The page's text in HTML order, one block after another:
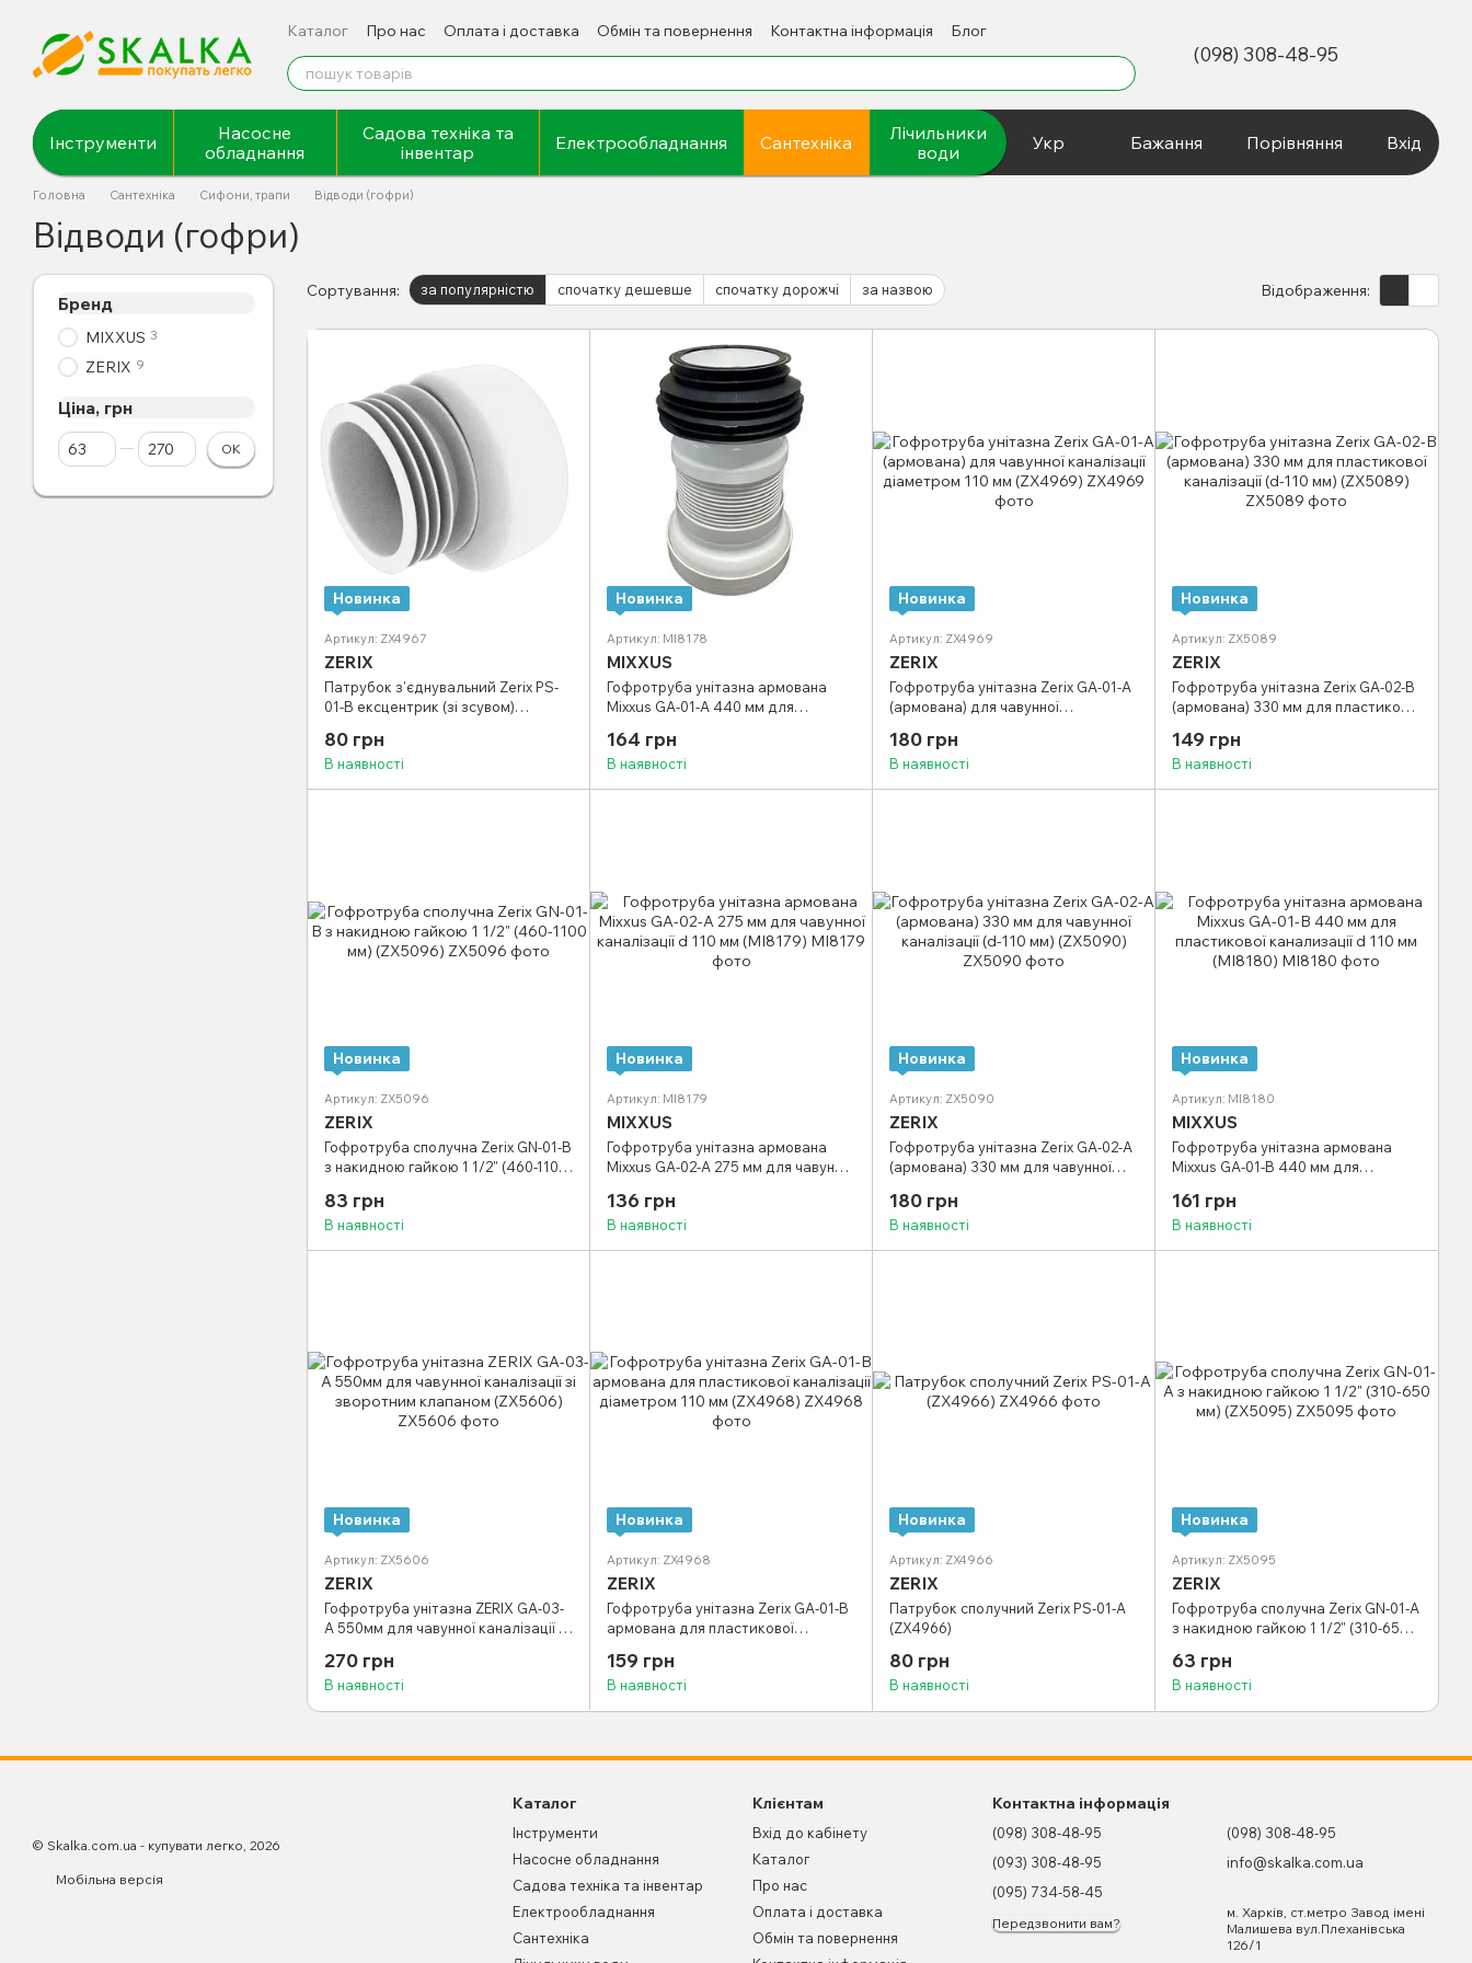
Каталог Про нас Оплата і доставка Обмін та повернення Контактна інформація
Блог
Відгуки про магазин
(098) 308-48-95
Інструменти
Насосне
обладнання
Садова техніка та
інвентар
Електрообладнання Сантехніка
Лічильники
води
Укр Бажання Порівняння Вхід
Головна Сантехніка Сифони, трапи Відводи (гофри)
Відводи (гофри)
Сортування: за популярністю спочатку дешевше спочатку дорожчі за назвою Відображення:
Новинка
Артикул: ZX4967
ZERIX
Патрубок з'єднувальний Zerix PS-
01-B ексцентрик (зі зсувом)
80 грн
В наявності
Новинка
Артикул: MI8178
MIXXUS
Гофротруба унітазна армована
Mixxus GA-01-A 440 мм для
(MI8178)
164 грн
В наявності
Новинка
Артикул: ZX4969
ZERIX
Гофротруба унітазна Zerix GA-01-A
(армована) для чавунної
(ZX4969)
180 грн
В наявності
Новинка
Артикул: ZX5089
ZERIX
Гофротруба унітазна Zerix GA-02-B
(армована) 330 мм для пластикової
149 грн
В наявності
Новинка
Артикул: ZX5096
ZERIX
Гофротруба сполучна Zerix GN-01-B
з накидною гайкою 1 1/2" (460-1100
83 грн
В наявності
Новинка
Артикул: MI8179
MIXXUS
Гофротруба унітазна армована
Mixxus GA-02-A 275 мм для чавунної
136 грн
В наявності
Новинка
Артикул: ZX5090
ZERIX
Гофротруба унітазна Zerix GA-02-A
(армована) 330 мм для чавунної
180 грн
В наявності
Новинка
Артикул: MI8180
MIXXUS
Гофротруба унітазна армована
Mixxus GA-01-B 440 мм для
(MI8180)
161 грн
В наявності
Новинка
Артикул: ZX5606
ZERIX
Гофротруба унітазна ZERIX GA-03-
A 550мм для чавунної каналізації зі
270 грн
В наявності
Новинка
Артикул: ZX4968
ZERIX
Гофротруба унітазна Zerix GA-01-B
армована для пластикової
(ZX4968)
159 грн
В наявності
Новинка
Артикул: ZX4966
ZERIX
Патрубок сполучний Zerix PS-01-A
(ZX4966)
80 грн
В наявності
Новинка
Артикул: ZX5095
ZERIX
Гофротруба сполучна Zerix GN-01-A
з накидною гайкою 1 1/2" (310-650
63 грн
В наявності
Бренд
MIXXUS 3
ZERIX 9
Ціна, грн
Від Ціна, грн
До Ціна, грн ОК
© Skalka.com.ua - купувати легко, 2026
Мобільна версія
Каталог
Інструменти
Насосне обладнання
Садова техніка та інвентар
Електрообладнання
Сантехніка
Клієнтам
Вхід до кабінету
Каталог
Про нас
Оплата і доставка
Обмін та повернення
Контактна інформація
(098) 308-48-95
(093) 308-48-95
(095) 734-58-45
Передзвонити вам?
(098) 308-48-95
info@skalka.com.ua
м. Харків, ст.метро Завод імені
Малишева вул.Плеханівська
126/1